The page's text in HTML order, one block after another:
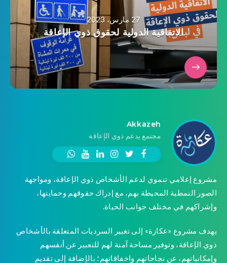
27 مارس، 2023
الاتفاقية الدولية لحقوق ذوي الإعاقة
Akkazeh
مجتمع يدعم ذوي الإعاقة
مشروع إعلامي تنموي لدعم الأشخاص ذوي الإعاقة، ومواجهة
الصور النمطية المحيطة بهم، مع إدراك حقوقهم وحمايتها،
وإشراكهم في مختلف جوانب الحياة.
يهدف مشروع «عكازة» إلى تغيير السرديات المتعلقة بالأشخاص
ذوي الإعاقة، وتوفير مساحة آمنة لهم للتعبير عن أنفسهم
وإمكانياتهم، عن نجاحاتهم واخفاقاتهم؛ بالإضافة إلى تقديم